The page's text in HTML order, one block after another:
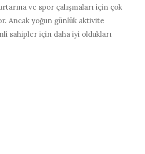
ve spor çalışmaları için çok
Ancak yoğun günlük aktivite
sahipler için daha iyi oldukları